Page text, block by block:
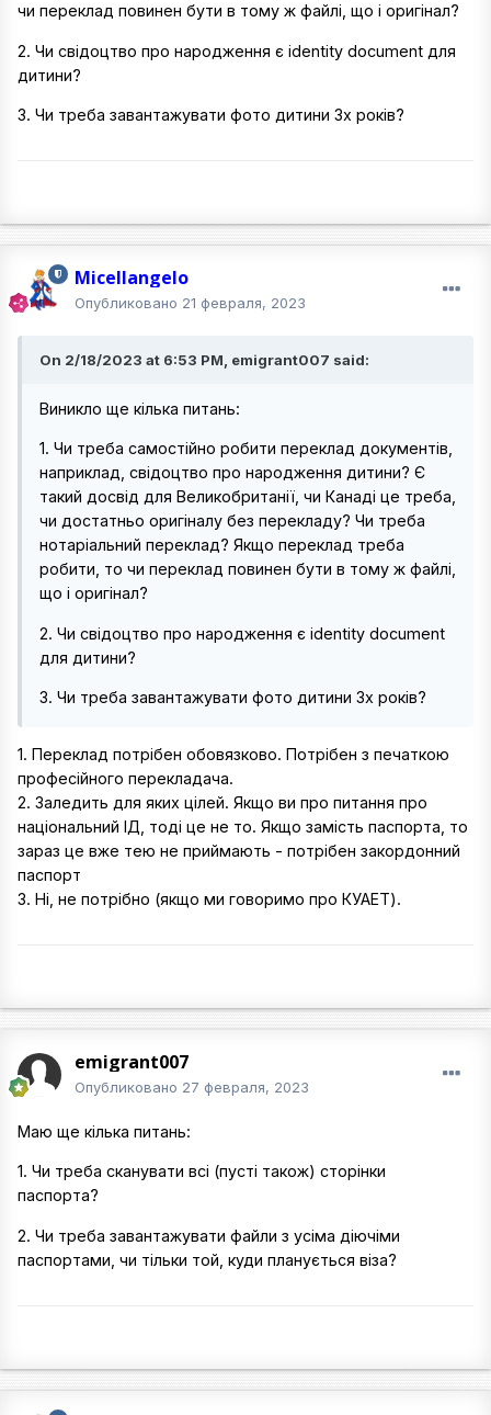
чи переклад повинен бути в тому ж файлі, що і оригінал?
2. Чи свідоцтво про народження є identity document для
дитини?
3. Чи треба завантажувати фото дитини 3х років?
Micellangelo
Опубликовано 21 февраля, 2023
On 2/18/2023 at 6:53 PM, emigrant007 said:
Виникло ще кілька питань:
1. Чи треба самостійно робити переклад документів,
наприклад, свідоцтво про народження дитини? Є
такий досвід для Великобританії, чи Канаді це треба,
чи достатньо оригіналу без перекладу? Чи треба
нотаріальний переклад? Якщо переклад треба
робити, то чи переклад повинен бути в тому ж файлі,
що і оригінал?
2. Чи свідоцтво про народження є identity document
для дитини?
3. Чи треба завантажувати фото дитини 3х років?
1. Переклад потрібен обовязково. Потрібен з печаткою
професійного перекладача.
2. Заледить для яких цілей. Якщо ви про питання про
національний ІД, тоді це не то. Якщо замість паспорта, то
зараз це вже тею не приймають - потрібен закордонний
паспорт
3. Ні, не потрібно (якщо ми говоримо про КУАЕТ).
emigrant007
Опубликовано 27 февраля, 2023
Маю ще кілька питань:
1. Чи треба сканувати всі (пусті також) сторінки
паспорта?
2. Чи треба завантажувати файли з усіма діючіми
паспортами, чи тільки той, куди планується віза?